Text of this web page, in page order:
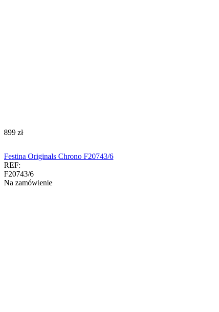
‍899‍ zł
Festina Originals Chrono F20743/6
REF:
F20743/6
Na zamówienie